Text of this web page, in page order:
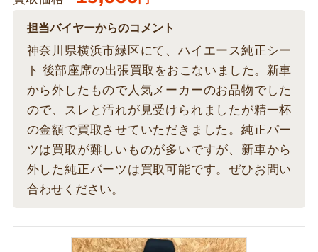
担当バイヤーからのコメント
神奈川県横浜市緑区にて、ハイエース純正シー
ト 後部座席の出張買取をおこないました。新車
から外したもので人気メーカーのお品物でした
ので、スレと汚れが見受けられましたが精一杯
の金額で買取させていただきました。純正パー
ツは買取が難しいものが多いですが、新車から
外した純正パーツは買取可能です。ぜひお問い
合わせください。